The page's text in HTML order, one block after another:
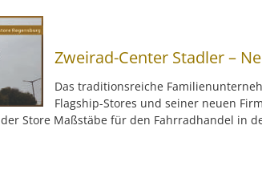
Zweirad-Center Stadler –
Das traditionsreiche
Flagship-Stores und seiner neuen
Store Maßstäbe für den Fahrradhandel in